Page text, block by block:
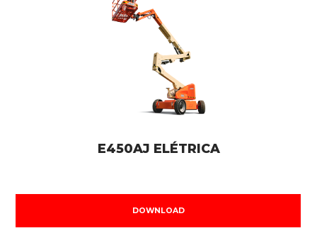
E450AJ ELÉTRICA
DOWNLOAD